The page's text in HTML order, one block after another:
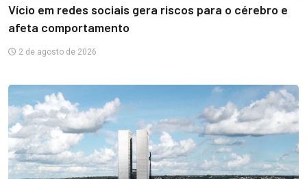
Vício em redes sociais gera riscos para o cérebro e
afeta comportamento
2 de agosto de 2026